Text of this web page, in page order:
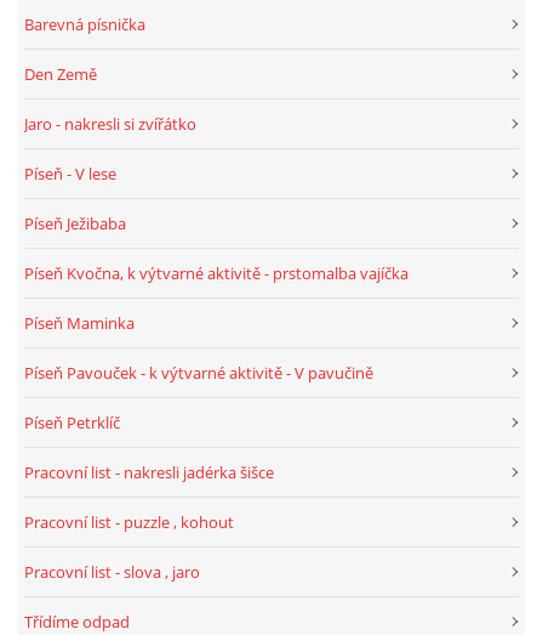
20.10. DEN STROMŮ
DUŠIČKY
SVATÁ KATEŘINA 25.LISTOPADU
MIKULÁŠ, ČERTI
Barevná písnička
Den Země
Jaro - nakresli si zvířátko
Píseň - V lese
Píseň Ježibaba
Píseň Kvočna, k výtvarné aktivitě - prstomalba vajíčka
Píseň Maminka
Píseň Pavouček - k výtvarné aktivitě - V pavučině
Píseň Petrklíč
Pracovní list - nakresli jadérka šišce
Pracovní list - puzzle , kohout
Pracovní list - slova , jaro
Třídíme odpad